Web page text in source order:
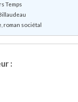
Temps
,roman sociétal
: